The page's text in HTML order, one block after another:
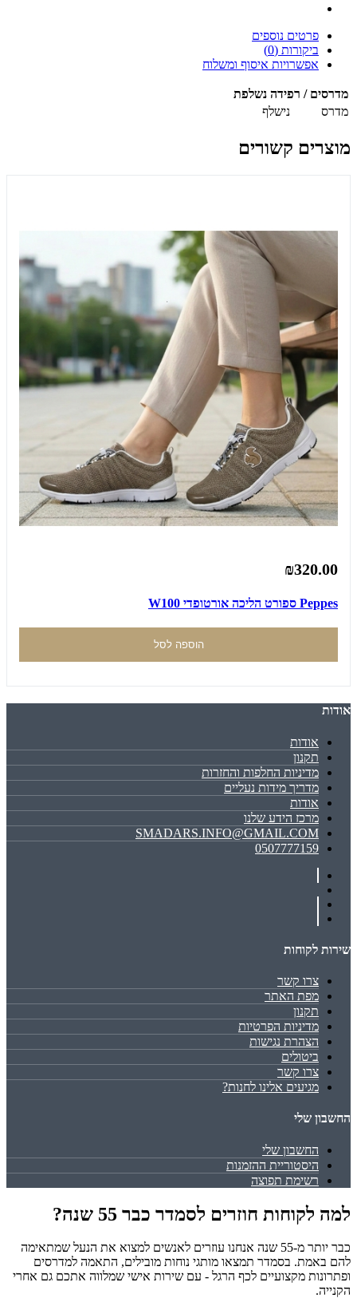
פרטים נוספים
ביקורות (0)
אפשרויות איסוף ומשלוח
מדרסים / רפידה נשלפת
מדרס
נישלף
מוצרים קשורים
₪320.00
Peppes ספורט הליכה אורטופדי W100
הוספה לסל
אודות
אודות
תקנון
מדיניות החלפות והחזרות
מדריך מידות נעליים
אודות
מרכז הידע שלנו
SMADARS.INFO@GMAIL.COM
0507777159
שירות לקוחות
צרו קשר
מפת האתר
תקנון
מדיניות הפרטיות
הצהרת נגישות
ביטולים
צרו קשר
מגיעים אלינו לחנות?
החשבון שלי
החשבון שלי
היסטוריית ההזמנות
רשימת תפוצה
למה לקוחות חוזרים לסמדר כבר 55 שנה?
כבר יותר מ-55 שנה אנחנו עוזרים לאנשים למצוא את הנעל שמתאימה
להם באמת. בסמדר תמצאו מותגי נוחות מובילים, התאמה למדרסים
ופתרונות מקצועיים לכף הרגל - עם שירות אישי שמלווה אתכם גם אחרי
הקנייה.